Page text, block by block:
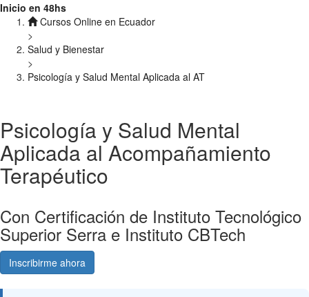
Inicio en 48hs
Cursos Online en Ecuador
>
Salud y Bienestar
>
Psicología y Salud Mental Aplicada al AT
Psicología y Salud Mental
Aplicada al Acompañamiento
Terapéutico
Con Certificación de Instituto Tecnológico
Superior Serra e Instituto CBTech
Inscribirme ahora